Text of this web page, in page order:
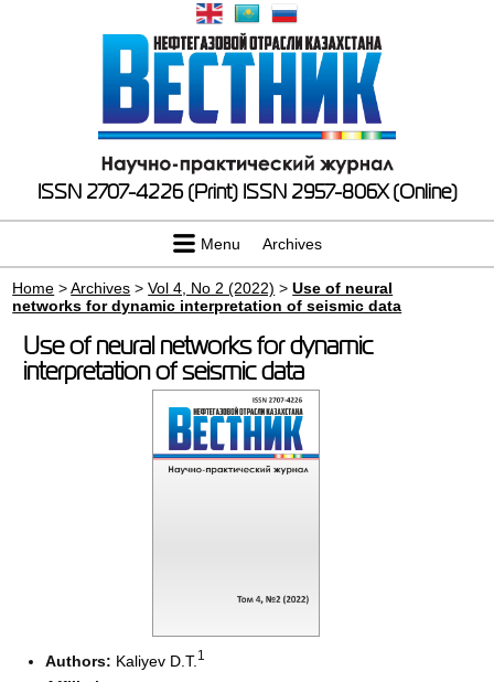
ISSN 2707-4226 (Print) ISSN 2957-806X (Online)
Menu Archives
Home >Archives >Vol 4, No 2 (2022) >Use of neural
networks for dynamic interpretation of seismic data
Use of neural networks for dynamic
interpretation of seismic data
Authors: Kaliyev D.T. 1